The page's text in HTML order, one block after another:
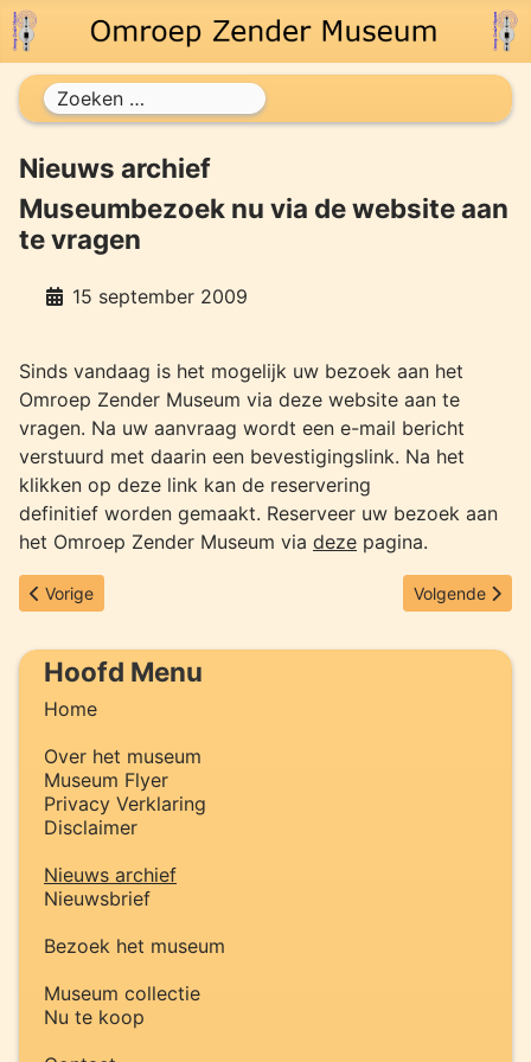
Zoeken
Hoofd Menu
Home
Over het museum
Museum Flyer
Privacy Verklaring
Disclaimer
Nieuws archief
Nieuwsbrief
Bezoek het museum
Museum collectie
Nu te koop
Nieuws archief
Museumbezoek nu via de website aan
te vragen
15 september 2009
Sinds vandaag is het mogelijk uw bezoek aan het
Omroep Zender Museum via deze website aan te
vragen. Na uw aanvraag wordt een e-mail bericht
verstuurd met daarin een bevestigingslink. Na het
klikken op deze link kan de reservering
definitief worden gemaakt. Reserveer uw bezoek aan
het Omroep Zender Museum via deze pagina.
Vorig artikel: Nieuwsbrief oktober 2009 verstuurd
Vorige Volgende
Volgende